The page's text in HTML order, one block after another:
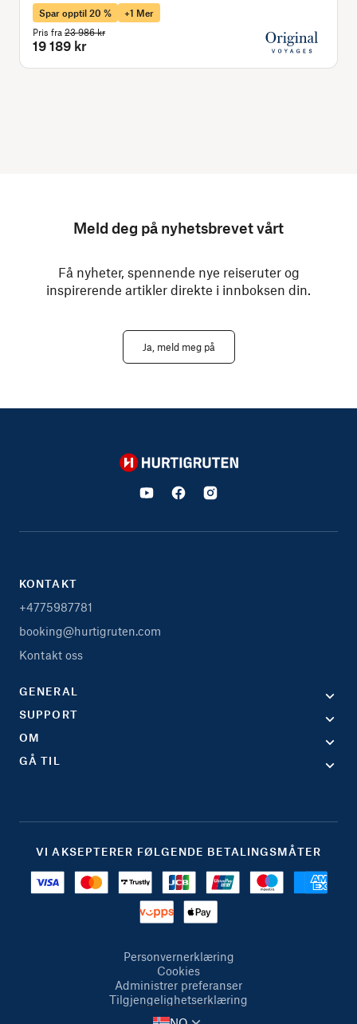
Spar opptil 20 %
+1 Mer
Pris fra 23 986 kr
19 189 kr
Meld deg på nyhetsbrevet vårt
Få nyheter, spennende nye reiseruter og
inspirerende artikler direkte i innboksen din.
Ja, meld meg på
Hurtigruten
KONTAKT
+4775987781
booking@hurtigruten.com
Kontakt oss
GENERAL
SUPPORT
OM
GÅ TIL
VI AKSEPTERER FØLGENDE BETALINGSMÅTER
Personvernerklæring
Cookies
Administrer preferanser
Tilgjengelighetserklæring